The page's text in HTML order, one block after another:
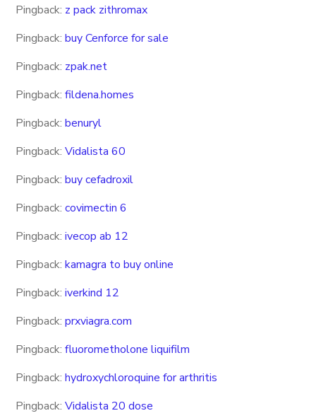
Pingback: z pack zithromax
Pingback:buy Cenforce for sale
Pingback: zpak.net
Pingback:fildena.homes
Pingback:benuryl
Pingback:Vidalista 60
Pingback:buy cefadroxil
Pingback:covimectin 6
Pingback:ivecop ab 12
Pingback:kamagra to buy online
Pingback:iverkind 12
Pingback:prxviagra.com
Pingback:fluorometholone liquifilm
Pingback:hydroxychloroquine for arthritis
Pingback:Vidalista 20 dose